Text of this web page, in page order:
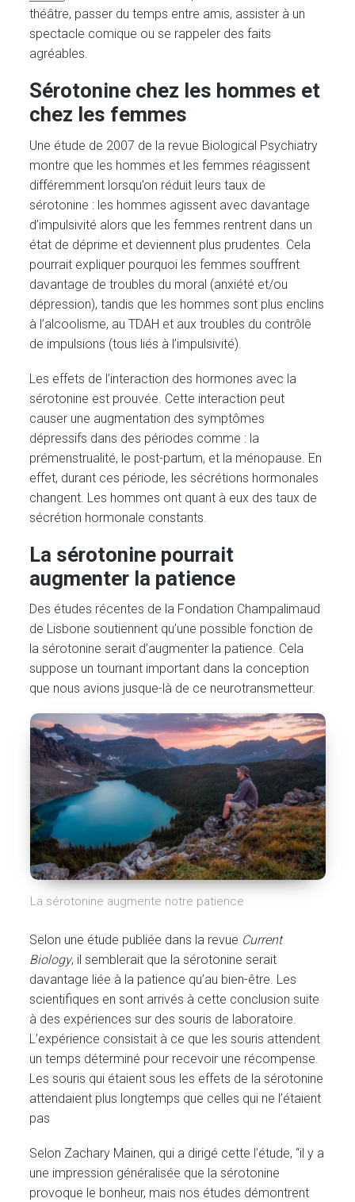
théâtre, passer du temps entre amis, assister à un
spectacle comique ou se rappeler des faits
agréables.
Sérotonine chez les hommes et
chez les femmes
Une étude de 2007 de la revue Biological Psychiatry
montre que les hommes et les femmes réagissent
différemment lorsqu’on réduit leurs taux de
sérotonine : les hommes agissent avec davantage
d’impulsivité alors que les femmes rentrent dans un
état de déprime et deviennent plus prudentes. Cela
pourrait expliquer pourquoi les femmes souffrent
davantage de troubles du moral (anxiété et/ou
dépression), tandis que les hommes sont plus enclins
à l’alcoolisme, au TDAH et aux troubles du contrôle
de impulsions (tous liés à l’impulsivité).
Les effets de l’interaction des hormones avec la
sérotonine est prouvée. Cette interaction peut
causer une augmentation des symptômes
dépressifs dans des périodes comme : la
prémenstrualité, le post-partum, et la ménopause. En
effet, durant ces période, les sécrétions hormonales
changent. Les hommes ont quant à eux des taux de
sécrétion hormonale constants.
La sérotonine pourrait
augmenter la patience
Des études récentes de la Fondation Champalimaud
de Lisbone soutiennent qu’une possible fonction de
la sérotonine serait d’augmenter la patience. Cela
suppose un tournant important dans la conception
que nous avions jusque-là de ce neurotransmetteur.
La sérotonine augmente notre patience
Selon une étude publiée dans la revue Current
Biology, il semblerait que la sérotonine serait
davantage liée à la patience qu’au bien-être. Les
scientifiques en sont arrivés à cette conclusion suite
à des expériences sur des souris de laboratoire.
L’expérience consistait à ce que les souris attendent
un temps déterminé pour recevoir une récompense.
Les souris qui étaient sous les effets de la sérotonine
attendaient plus longtemps que celles qui ne l’étaient
pas
Selon Zachary Mainen, qui a dirigé cette l’étude, “il y a
une impression généralisée que la sérotonine
provoque le bonheur, mais nos études démontrent